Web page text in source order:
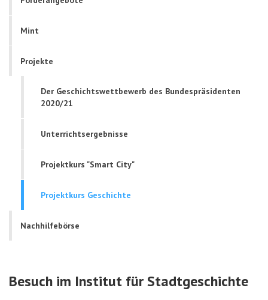
Mint
Projekte
Der Geschichtswettbewerb des Bundespräsidenten
2020/21
Unterrichtsergebnisse
Projektkurs "Smart City"
Projektkurs Geschichte
Nachhilfebörse
Besuch im Institut für Stadtgeschichte